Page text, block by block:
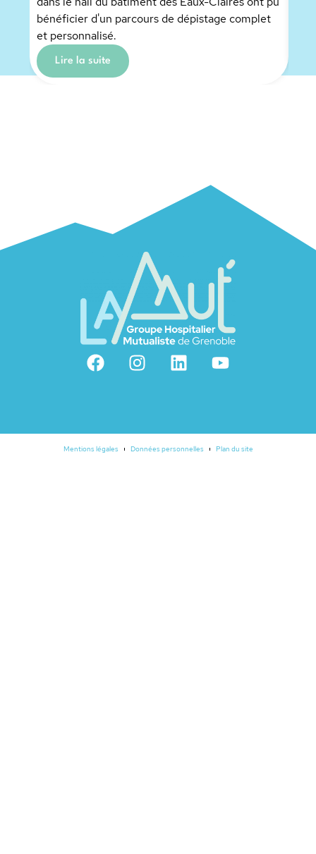
bénéficier d'un parcours de dépistage complet
et personnalisé.
Lire la suite
Mentions légales Données personnelles Plan du site